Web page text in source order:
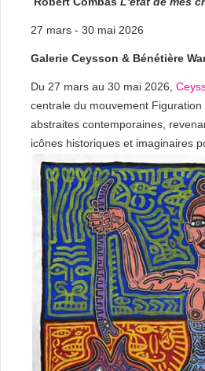
27 mars - 30 mai 2026
Galerie Ceysson & Bénétière
Du 27 mars au 30 mai 2026,
centrale du mouvement
abstraites contemporaines,
icônes historiques et imaginaires